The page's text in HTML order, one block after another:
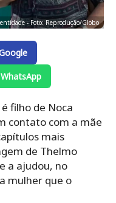
- Foto: Reprodução/Globo
filho de Noca
contato com a mãe
mais
de Thelmo
a ajudou, no
mulher que o